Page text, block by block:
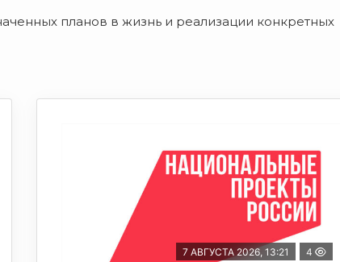
планов в жизнь и реализации конкретных
7 АВГУСТА 2026, 13:21 4